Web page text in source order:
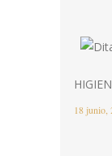
18 junio,